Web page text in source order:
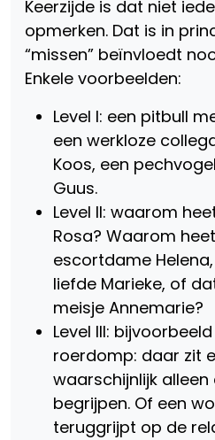
Keerzijde is dat niet
opmerken. Dat is in
“missen” beïnvloedt
Enkele voorbeelden:
Level I: een pitbull
een werkloze
Koos, een
Guus.
Level II: waarom
Rosa? Waarom
escortdame
liefde Marieke, of
meisje Annemarie?
Level III:
roerdomp: daar zit
waarschijnlijk
begrijpen. Of een
teruggrijpt op de